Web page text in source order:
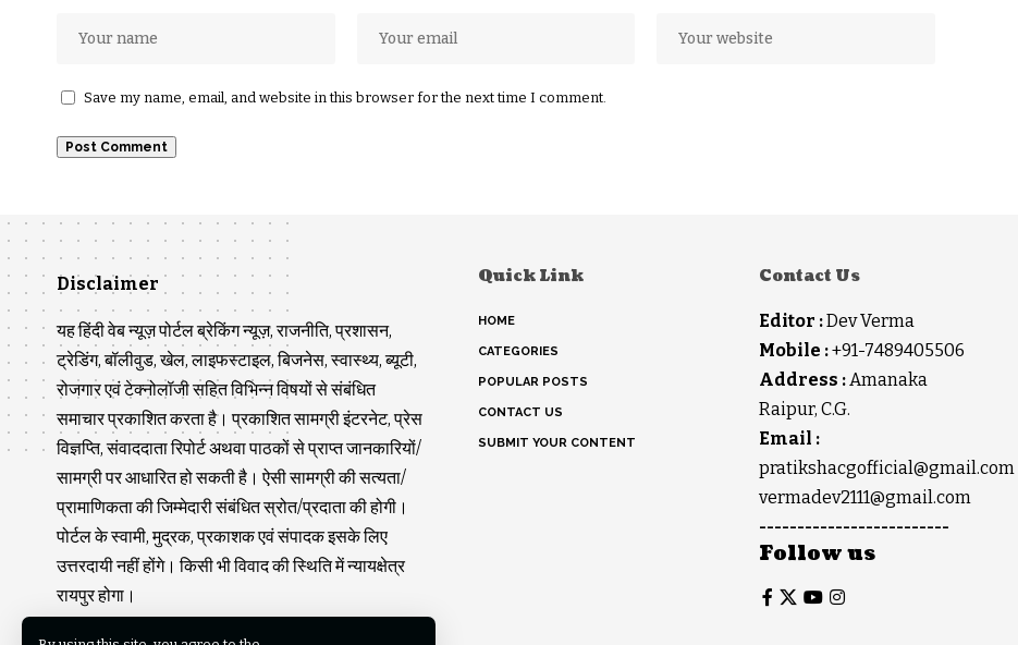
Save my name, email, and website in this browser for the next time I comment.
Disclaimer
यह हिंदी वेब न्यूज़ पोर्टल ब्रेकिंग न्यूज़, राजनीति, प्रशासन,
ट्रेडिंग, बॉलीवुड, खेल, लाइफस्टाइल, बिजनेस, स्वास्थ्य, ब्यूटी,
रोजगार एवं टेक्नोलॉजी सहित विभिन्न विषयों से संबंधित
समाचार प्रकाशित करता है। प्रकाशित सामग्री इंटरनेट, प्रेस
विज्ञप्ति, संवाददाता रिपोर्ट अथवा पाठकों से प्राप्त जानकारियों/
सामग्री पर आधारित हो सकती है। ऐसी सामग्री की सत्यता/
प्रामाणिकता की जिम्मेदारी संबंधित स्रोत/प्रदाता की होगी।
पोर्टल के स्वामी, मुद्रक, प्रकाशक एवं संपादक इसके लिए
उत्तरदायी नहीं होंगे। किसी भी विवाद की स्थिति में न्यायक्षेत्र
रायपुर होगा।
Quick Link
HOME
CATEGORIES
POPULAR POSTS
CONTACT US
SUBMIT YOUR CONTENT
Contact Us
Editor :Dev Verma
Mobile :+91-7489405506
Address :Amanaka
Raipur, C.G.
Email :
pratikshacgofficial@gmail.com
vermadev2111@gmail.com
-------------------------
Follow us